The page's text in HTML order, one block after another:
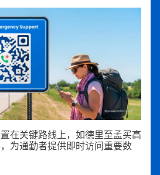
在关键路线上，如德里至孟买高
为通勤者提供即时访问重要数